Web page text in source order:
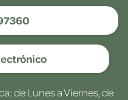
de Lunes a Viernes, de